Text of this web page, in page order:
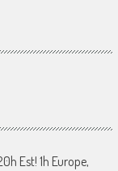
Est! 1h Europe,